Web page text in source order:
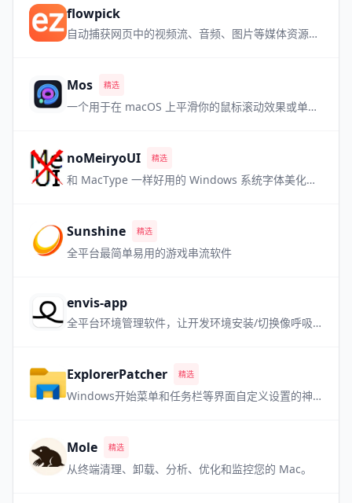
flowpick
自动捕获网页中的视频流、音频、图片等媒体资源，内置播放预览，即嗅即得。
Mos 精选
一个用于在 macOS 上平滑你的鼠标滚动效果或单独设置滚动方向的小工具
noMeiryoUI 精选
和 MacType 一样好用的 Windows 系统字体美化软件，但是更小巧
Sunshine 精选
全平台最简单易用的游戏串流软件
envis-app
全平台环境管理软件，让开发环境安装/切换像呼吸一样自然
ExplorerPatcher 精选
Windows开始菜单和任务栏等界面自定义设置的神器 喜欢老版本 Win 界面的用户必备
Mole 精选
从终端清理、卸载、分析、优化和监控您的 Mac。